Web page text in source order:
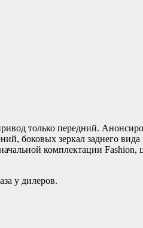
только передний.
боковых зеркал заднего
комплектации Fashion,
у дилеров.